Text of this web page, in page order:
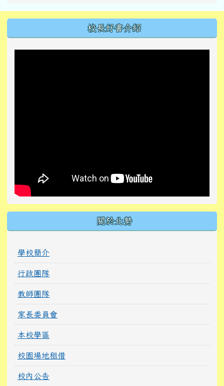
校長好書介紹
關於北勢
學校簡介
行政團隊
教師團隊
家長委員會
本校學區
校園場地租借
校內公告